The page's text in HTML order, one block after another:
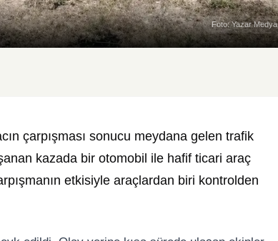
Foto: Yazar Medya
çarpışması sonucu meydana gelen trafik
kazada bir otomobil ile hafif ticari araç
etkisiyle araçlardan biri kontrolden